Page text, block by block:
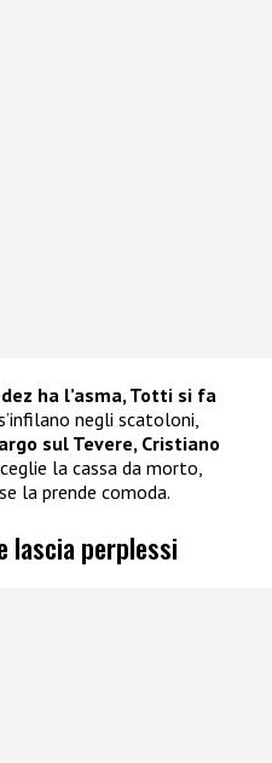
ha l’asma, Totti si fa
negli scatoloni,
sul Tevere, Cristiano
la cassa da morto,
la prende comoda.
lascia perplessi